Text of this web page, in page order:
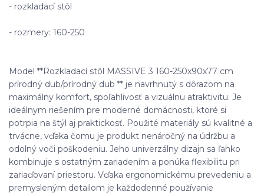
- rozkladací stôl
- rozmery: 160-250
Model **Rozkladací stôl MASSIVE 3 160-250x90x77 cm
prírodný dub/prírodný dub ** je navrhnutý s dôrazom na
maximálny komfort, spoľahlivosť a vizuálnu atraktivitu. Je
ideálnym riešením pre moderné domácnosti, ktoré si
potrpia na štýl aj praktickosť. Použité materiály sú kvalitné a
trvácne, vďaka čomu je produkt nenáročný na údržbu a
odolný voči poškodeniu. Jeho univerzálny dizajn sa ľahko
kombinuje s ostatným zariadením a ponúka flexibilitu pri
zariaďovaní priestoru. Vďaka ergonomickému prevedeniu a
premysleným detailom je každodenné používanie